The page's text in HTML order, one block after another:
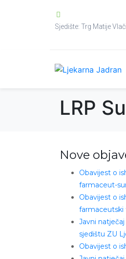
Sjedište: Trg Matije
LRP
Nove
Obavijest o
farmaceut-
Obavijest o
farmaceutski
Javni
sjedištu ZU
Obavijest o